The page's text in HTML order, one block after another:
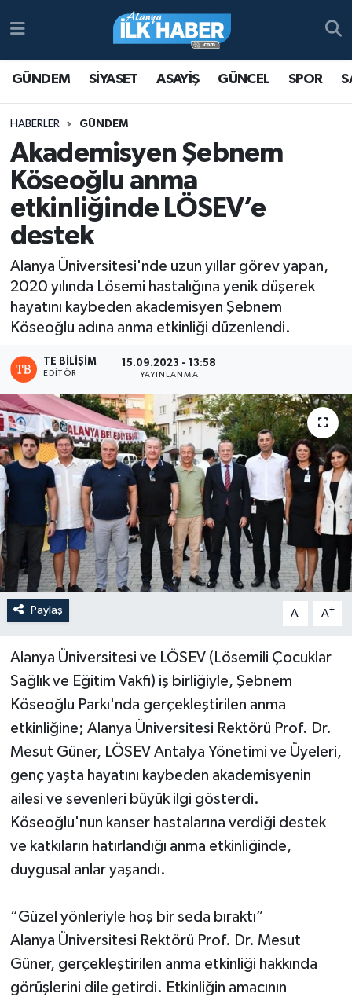
GÜNDEM SİYASET ASAYİŞ GÜNCEL SPOR
HABERLER GÜNDEM
Akademisyen Şebnem
Köseoğlu anma
etkinliğinde LÖSEV’e
destek
Alanya Üniversitesi'nde uzun yıllar görev yapan,
2020 yılında Lösemi hastalığına yenik düşerek
hayatını kaybeden akademisyen Şebnem
Köseoğlu adına anma etkinliği düzenlendi.
TE BILIŞIM
EDITÖR
15.09.2023 - 13:58
YAYINLANMA
Paylaş A- A+
Alanya Üniversitesi ve LÖSEV (Lösemili Çocuklar
Sağlık ve Eğitim Vakfı) iş birliğiyle, Şebnem
Köseoğlu Parkı'nda gerçekleştirilen anma
etkinliğine; Alanya Üniversitesi Rektörü Prof. Dr.
Mesut Güner, LÖSEV Antalya Yönetimi ve Üyeleri,
genç yaşta hayatını kaybeden akademisyenin
ailesi ve sevenleri büyük ilgi gösterdi.
Köseoğlu'nun kanser hastalarına verdiği destek
ve katkıların hatırlandığı anma etkinliğinde,
duygusal anlar yaşandı.
“Güzel yönleriyle hoş bir seda bıraktı”
Alanya Üniversitesi Rektörü Prof. Dr. Mesut
Güner, gerçekleştirilen anma etkinliği hakkında
görüşlerini dile getirdi. Etkinliğin amacının
Antalya Nöbetçi Eczaneler
Antalya Namaz Vakitleri
Antalya Trafik Yoğunluk Haritası
Süper Lig Puan Durumu ve Fikstür
Tüm Manşetler
Son Dakika Haberleri
Haber Arşivi